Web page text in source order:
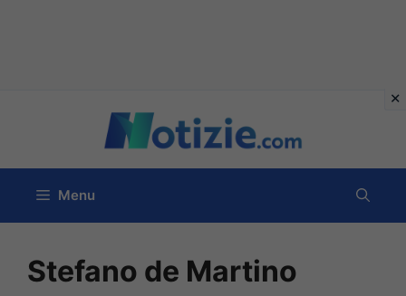
contenuto
Menu
Stefano de Martino